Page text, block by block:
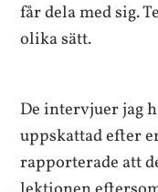
får dela med sig.
olika sätt.
De intervjuer jag
uppskattad efter
rapporterade att